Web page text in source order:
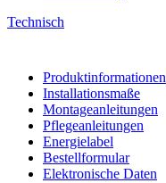
Technisch
Produktinformationen
Installationsmaße
Montageanleitungen
Pflegeanleitungen
Energielabel
Bestellformular
Elektronische Daten